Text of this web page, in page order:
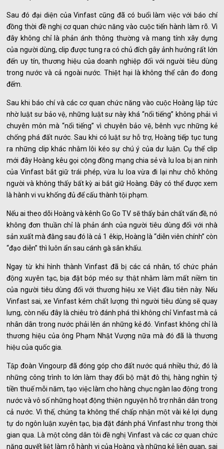
Sau đó đại diện của Vinfast cũng đã có buổi làm việc với báo chí
đồng thời đề nghị cơ quan chức năng vào cuộc tiến hành làm rõ. Vì
đây không chỉ là phản ánh thông thường và mang tính xây dựng
của người dùng, clip được tung ra có chủ đích gây ảnh hưởng rất lớn
đến uy tín, thương hiệu của doanh nghiệp đối với người tiêu dùng
trong nước và cả ngoài nước. Thiệt hại là không thể cân đo đong
đếm.
Sau khi báo chí và các cơ quan chức năng vào cuộc Hoàng lập tức
nhờ luật sư bảo vệ, những luật sư này khá “nổi tiếng” không phải vì
chuyên môn mà “nổi tiếng” vì chuyên bảo vệ, bênh vực những kẻ
chống phá đất nước. Sau khi có luật sư hỗ trợ, Hoàng tiếp tục tung
ra những clip khác nhằm lôi kéo sự chú ý của dư luận. Cụ thể clip
mới đây Hoàng kêu gọi cộng đồng mạng chia sẻ và lu loa bị an ninh
của Vinfast bắt giữ trái phép, vừa lu loa vừa đi lại như chỗ không
người và không thấy bất kỳ ai bắt giữ Hoàng. Đây có thể được xem
là hành vi vu khống đủ để cấu thành tội phạm.
Nếu ai theo dõi Hoàng và kênh Go Go TV sẽ thấy bản chất vấn đề, nó
không đơn thuần chỉ là phản ánh của người tiêu dùng đối với nhà
sản xuất mà đằng sau đó là cả 1 êkip, Hoàng là “diễn viên chính” còn
“đạo diễn” thì luôn ẩn sau cánh gà sân khấu.
Ngay từ khi hình thành Vinfast đã bị các cá nhân, tổ chức phản
động xuyên tạc, bịa đặt bóp méo sự thật nhằm làm mất niềm tin
của người tiêu dùng đối với thương hiệu xe Việt đầu tiên này. Nếu
Vinfast sai, xe Vinfast kém chất lượng thì người tiêu dùng sẽ quay
lưng, còn nếu đây là chiêu trò đánh phá thì không chỉ Vinfast mà cả
nhân dân trong nước phải lên án những kẻ đó. Vinfast không chỉ là
thương hiệu của ông Phạm Nhật Vượng nữa mà đó đã là thương
hiệu của quốc gia.
Tập đoàn Vingourp đã đóng góp cho đất nước quá nhiều thứ, đó là
những công trình to lớn làm thay đổi bộ mặt đô thị, hàng nghìn tỷ
tiền thuế mỗi năm, tạo việc làm cho hàng chục ngàn lao động trong
nước và vô số những hoạt động thiện nguyện hỗ trợ nhân dân trong
cả nước. Vì thế, chúng ta không thể chấp nhận một vài kẻ lợi dụng
tự do ngôn luận xuyên tạc, bịa đặt đánh phá Vinfast như trong thời
gian qua. Là một công dân tôi đề nghị Vinfast và các cơ quan chức
năng quyết liệt làm rõ hành vi của Hoàng và những kẻ liên quan, sai